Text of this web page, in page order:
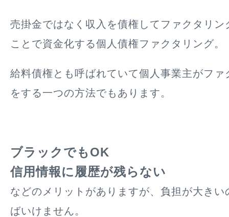
売掛金ではなく収入を債権してファクタリン
ことで資金化する個人債権ファクタリング。
給料債権とも呼ばれていて個人事業主がファ
をする一つの方法でもあります。
ブラックでもOK
信用情報に履歴が残らない
などのメリットがありますが、負担が大きい
ばいけません。